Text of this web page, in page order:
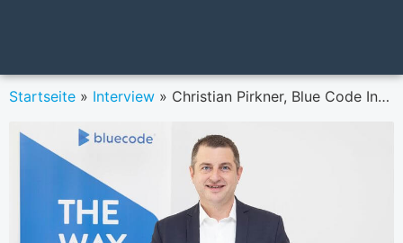
Startseite » Interview » Christian Pirkner, Blue Code International AG: „Befeuert durch die Corona-Krise, geht der Trend aktuell in Richtung kontaktloser Bezahlformen.“